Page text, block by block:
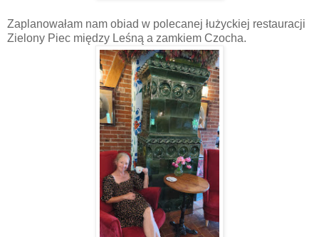
Zaplanowałam nam obiad w polecanej łużyckiej restauracji
Zielony Piec między Leśną a zamkiem Czocha.